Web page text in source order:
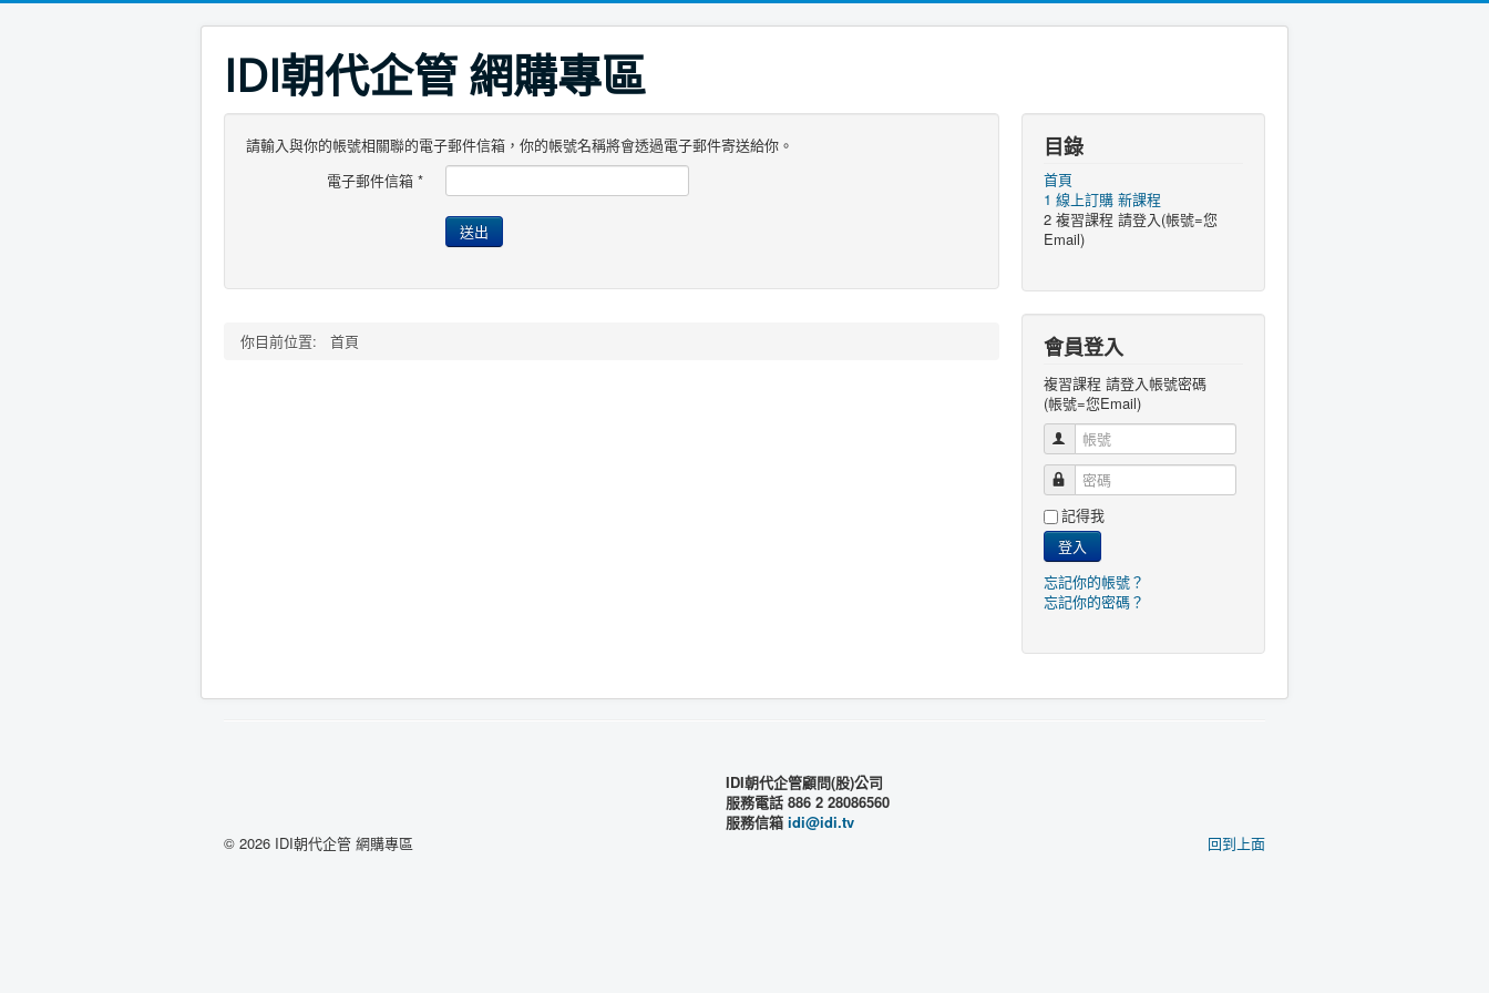
IDI朝代企管 網購專區
請輸入與你的帳號相關聯的電子郵件信箱，你的帳號名稱將會透過電子郵件寄送給你。
電子郵件信箱 *
送出
你目前位置: 首頁
目錄
首頁
1 線上訂購 新課程
2 複習課程 請登入(帳號=您
Email)
會員登入
複習課程 請登入帳號密碼
(帳號=您Email)
帳號
密碼
記得我
登入
忘記你的帳號？
忘記你的密碼？
IDI朝代企管顧問(股)公司
服務電話 886 2 28086560
服務信箱 idi@idi.tv
回到上面
© 2026 IDI朝代企管 網購專區